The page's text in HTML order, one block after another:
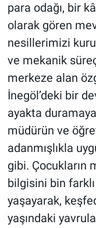
para odağı, bir
olarak gören
nesillerimizi
ve mekanik
merkeze alan
İnegöl’deki bir
ayakta
müdürün ve
adanmışlıkla
gibi. Çocukların
bilgisini bin
yaşayarak,
yaşındaki